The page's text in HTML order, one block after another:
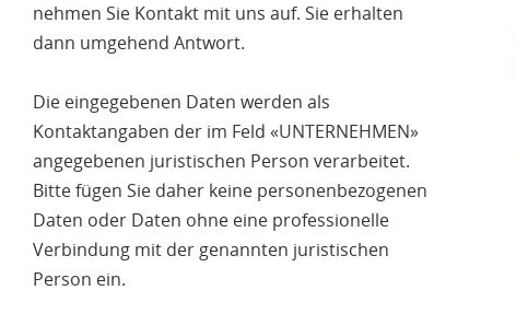
nehmen Sie Kontakt mit uns auf. Sie erhalten
dann umgehend Antwort.
Die eingegebenen Daten werden als
Kontaktangaben der im Feld «UNTERNEHMEN»
angegebenen juristischen Person verarbeitet.
Bitte fügen Sie daher keine personenbezogenen
Daten oder Daten ohne eine professionelle
Verbindung mit der genannten juristischen
Person ein.